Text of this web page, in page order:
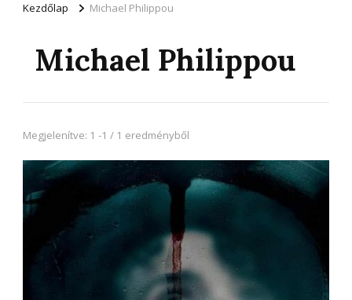
Kezdőlap Michael Philippou
Michael Philippou
Megjelenítve: 1 -1 / 1 eredményből